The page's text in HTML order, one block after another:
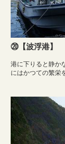
⑳【波浮港】
港に下りると静か
にはかつての繁栄